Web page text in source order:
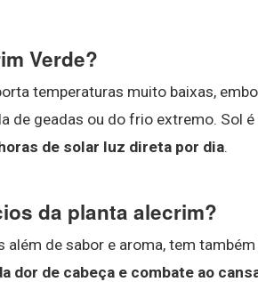
Verde?
temperaturas muito baixas,
de geadas ou do frio extremo. Sol é
de solar luz direta por dia.
da planta alecrim?
além de sabor e aroma, tem
dor de cabeça e combate ao